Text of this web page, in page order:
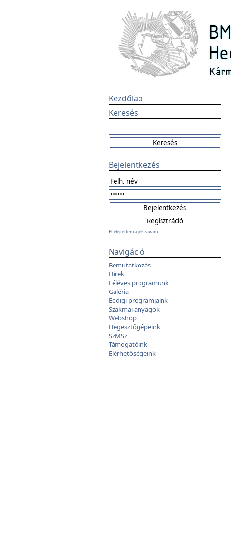
Kezdőlap
Keresés
Bejelentkezés
Elfelejtettem a jelszavam...
Navigáció
Bemutatkozás
Hírek
Féléves programunk
Galéria
Eddigi programjaink
Szakmai anyagok
Webshop
Hegesztőgépeink
SzMSz
Támogatóink
Elérhetőségeink